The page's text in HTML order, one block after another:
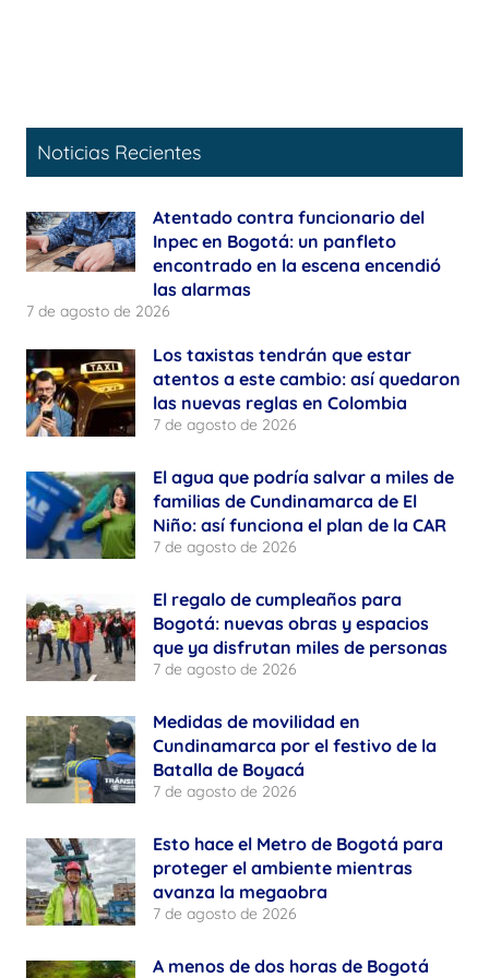
Noticias Recientes
Atentado contra funcionario del
Inpec en Bogotá: un panfleto
encontrado en la escena encendió
las alarmas
7 de agosto de 2026
Los taxistas tendrán que estar
atentos a este cambio: así quedaron
las nuevas reglas en Colombia
7 de agosto de 2026
El agua que podría salvar a miles de
familias de Cundinamarca de El
Niño: así funciona el plan de la CAR
7 de agosto de 2026
El regalo de cumpleaños para
Bogotá: nuevas obras y espacios
que ya disfrutan miles de personas
7 de agosto de 2026
Medidas de movilidad en
Cundinamarca por el festivo de la
Batalla de Boyacá
7 de agosto de 2026
Esto hace el Metro de Bogotá para
proteger el ambiente mientras
avanza la megaobra
7 de agosto de 2026
A menos de dos horas de Bogotá